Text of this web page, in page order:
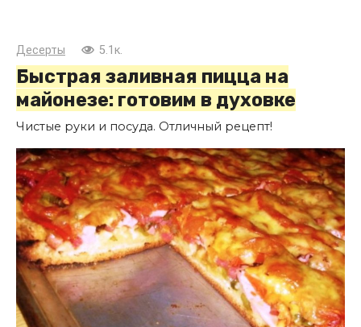
Десерты 5.1к.
Быстрая заливная пицца на
майонезе: готовим в духовке
Чистые руки и посуда. Отличный рецепт!